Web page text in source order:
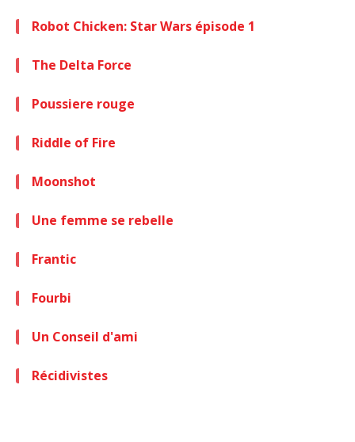
Robot Chicken: Star Wars épisode 1
The Delta Force
Poussiere rouge
Riddle of Fire
Moonshot
Une femme se rebelle
Frantic
Fourbi
Un Conseil d'ami
Récidivistes